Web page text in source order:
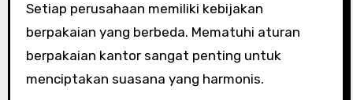
Setiap perusahaan memiliki kebijakan
berpakaian yang berbeda. Mematuhi aturan
berpakaian kantor sangat penting untuk
menciptakan suasana yang harmonis.